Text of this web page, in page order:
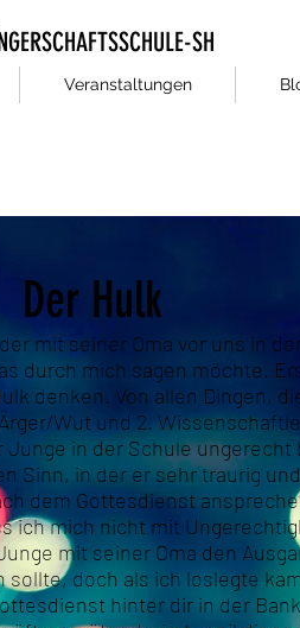
Veranstaltungen
SH
Der Hulk
mit seiner Oma vor uns in
durch mich sagen möchte.
denken. Von allen Dingen,
Wut und 2.
in der Schule
Sinn, in der er sehr traurig
dem Gottesdienst
ich mich nicht mit
mit seiner Oma den
doch als ich loslegte
hinter dir in der